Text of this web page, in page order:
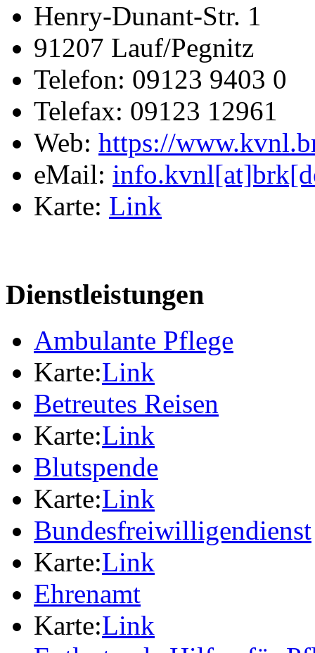
Henry-Dunant-Str. 1
91207 Lauf/Pegnitz
Telefon: 09123 9403 0
Telefax: 09123 12961
Web: https://
eMail:
Karte: Link
Dienstleistungen
Ambulante Pflege
Karte:Link
Betreutes Reisen
Karte:Link
Blutspende
Karte:Link
Bundesfreiwilligendienst
Karte:Link
Ehrenamt
Karte:Link